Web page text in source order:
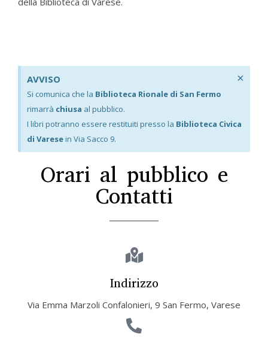
AVVISO
Si comunica che la Biblioteca Rionale di San Fermo
rimarrà chiusa al pubblico.
I libri potranno essere restituiti presso la Biblioteca Civica
di Varesein Via Sacco 9.
×
Orari al pubblico e
Contatti
Indirizzo
Via Emma Marzoli Confalonieri, 9 San Fermo, Varese